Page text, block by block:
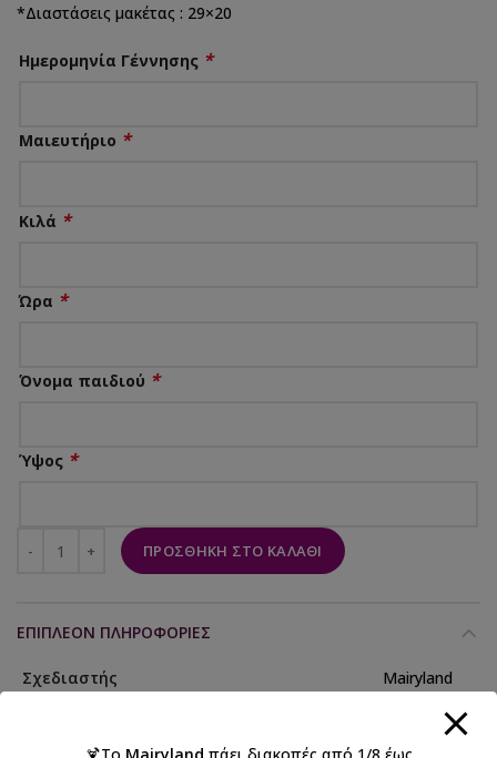
*Διαστάσεις μακέτας : 29×20
Ημερομηνία Γέννησης *
Μαιευτήριο *
Κιλά *
Ώρα *
Όνομα παιδιού *
Ύψος *
ΠΡΟΣΘΉΚΗ ΣΤΟ ΚΑΛΆΘΙ
ΕΠΙΠΛΈΟΝ ΠΛΗΡΟΦΟΡΊΕΣ
Σχεδιαστής Mairyland